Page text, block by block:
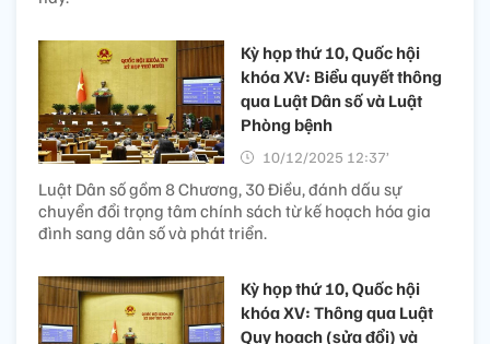
Kỳ họp thứ 10, Quốc hội
khóa XV: Biểu quyết thông
qua Luật Dân số và Luật
Phòng bệnh
10/12/2025 12:37’
Luật Dân số gồm 8 Chương, 30 Điều, đánh dấu sự
chuyển đổi trọng tâm chính sách từ kế hoạch hóa gia
đình sang dân số và phát triển.
Kỳ họp thứ 10, Quốc hội
khóa XV: Thông qua Luật
Quy hoạch (sửa đổi) và